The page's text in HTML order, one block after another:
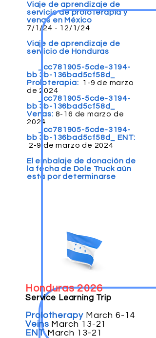
Viaje de aprendizaje de
servicio de proloterapia y
venas en México
7/1/24 - 12/1/24
Viaje de aprendizaje de
servicio de Honduras
_cc781905-5cde-3194-
bb 3b-136bad5cf58d_
Proloterapia:
1-9 de marzo
de 2024
_cc781905-5cde-3194-
bb 3b-136bad5cf58d_
Venas: 8-16 de marzo de
2024
_cc781905-5cde-3194-
bb 3b-136bad5cf58d_ ENT:
2-9 de marzo de 2024
El embalaje de donación de
la fecha de Dole Truck aún
está por determinarse
Honduras 2026
Service Learning Trip
Prolotherapy March 6-14
Veins March 13-21
ENTMarch 13-21